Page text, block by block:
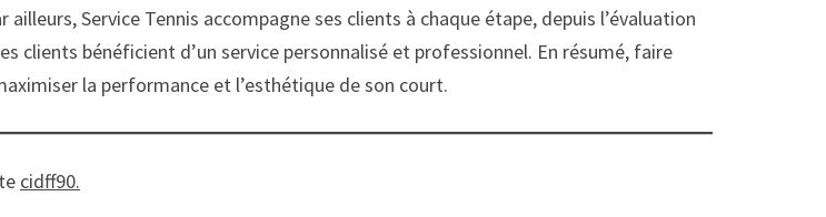
Service Tennis accompagne ses clients à chaque étape, depuis l’évaluation
clients bénéficient d’un service personnalisé et professionnel. En résumé, faire
la performance et l’esthétique de son court.
cidff90.